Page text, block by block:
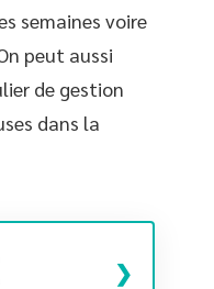
semaines voire
peut aussi
de gestion
dans la